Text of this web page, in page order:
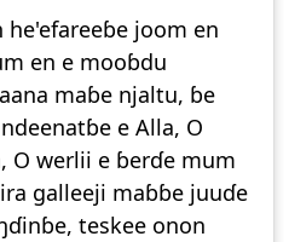
he'efareeɓe joom en
en e mooɓdu
maɓe njaltu, ɓe
e Alla, O
O werlii e ɓerɗe mum
galleeji maɓɓe juuɗe
teskee onon